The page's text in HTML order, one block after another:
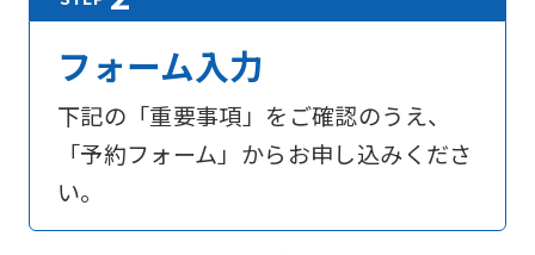
フォーム入力
下記の「重要事項」をご確認のうえ、
「予約フォーム」からお申し込みくださ
い。